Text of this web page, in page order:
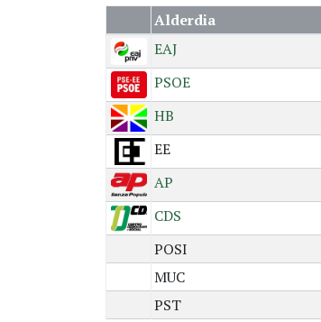
Alderdia
EAJ
PSOE
HB
EE
AP
CDS
POSI
MUC
PST